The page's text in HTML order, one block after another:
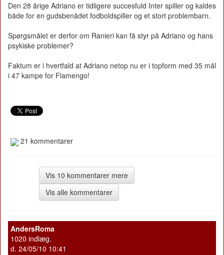
Den 28 årige Adriano er tidligere succesfuld Inter spiller og kaldes
både for en gudsbenådet fodboldspiller og et stort problembarn.
Spørgsmålet er derfor om Ranieri kan få styr på Adriano og hans
psykiske problemer?
Faktum er i hvertfald at Adriano netop nu er i topform med 35 mål
i 47 kampe for Flamengo!
21 kommentarer
Vis 10 kommentarer mere
Vis alle kommentarer
AndersRoma
1020 indlæg.
d. 24/05/10 10:41